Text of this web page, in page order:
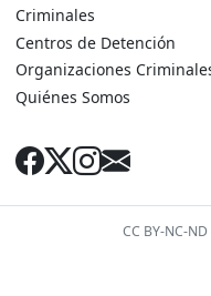
Criminales
Centros de Detención
Organizaciones
Quiénes Somos
CC BY-NC-